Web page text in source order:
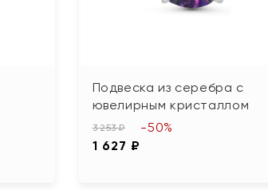
Подвеска из серебра с
ювелирным кристаллом
3 253 ₽
1 627 ₽
-50%